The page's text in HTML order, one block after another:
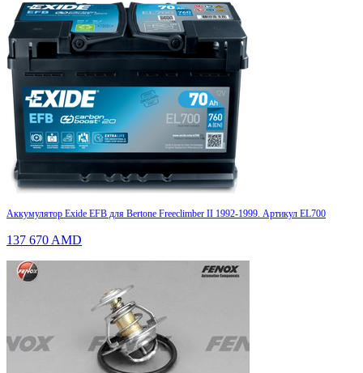
Аккумулятор Exide EFB для Bertone Freeclimber II 1992-1999. Артикул EL700
137 670 AMD